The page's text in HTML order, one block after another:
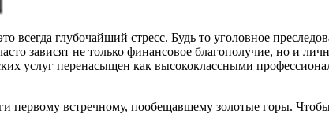
глубочайший стресс. Будь то уголовное
зависят не только финансовое благополучие, но и
услуг перенасыщен как высококлассными
первому встречному, пообещавшему золотые горы.